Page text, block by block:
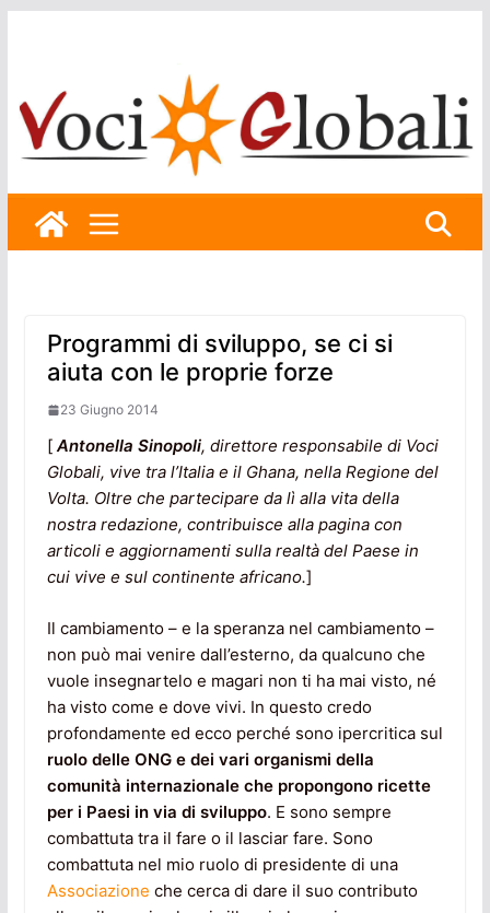
Programmi di sviluppo, se ci si
aiuta con le proprie forze
23 Giugno 2014
[Antonella Sinopoli, direttore responsabile di Voci
Globali, vive tra l’Italia e il Ghana, nella Regione del
Volta. Oltre che partecipare da lì alla vita della
nostra redazione, contribuisce alla pagina con
articoli e aggiornamenti sulla realtà del Paese in
cui vive e sul continente africano.]
Il cambiamento – e la speranza nel cambiamento –
non può mai venire dall’esterno, da qualcuno che
vuole insegnartelo e magari non ti ha mai visto, né
ha visto come e dove vivi. In questo credo
profondamente ed ecco perché sono ipercritica sul
ruolo delle ONG e dei vari organismi della
comunità internazionale che propongono ricette
per i Paesi in via di sviluppo. E sono sempre
combattuta tra il fare o il lasciar fare. Sono
combattuta nel mio ruolo di presidente di una
Associazione che cerca di dare il suo contributo